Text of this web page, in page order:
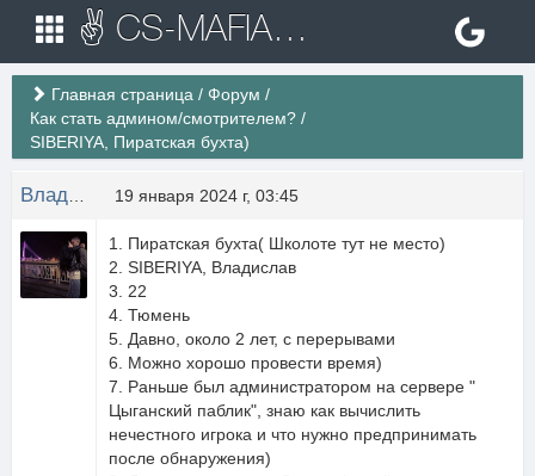
✌ CS-MAFIA.RU ✌ Игровые сервера Counter Strike 1.6
Главная страница / Форум /
Как стать админом/смотрителем? /
SIBERIYA, Пиратская бухта)
19 января 2024 г, 03:45
1. Пиратская бухта( Школоте тут не место)
2. SIBERIYA, Владислав
3. 22
4. Тюмень
5. Давно, около 2 лет, с перерывами
6. Можно хорошо провести время)
7. Раньше был администратором на сервере "
Цыганский паблик", знаю как вычислить
нечестного игрока и что нужно предпринимать
после обнаружения)